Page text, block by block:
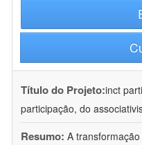
Título do Projeto:inct
participação, do
Resumo: A